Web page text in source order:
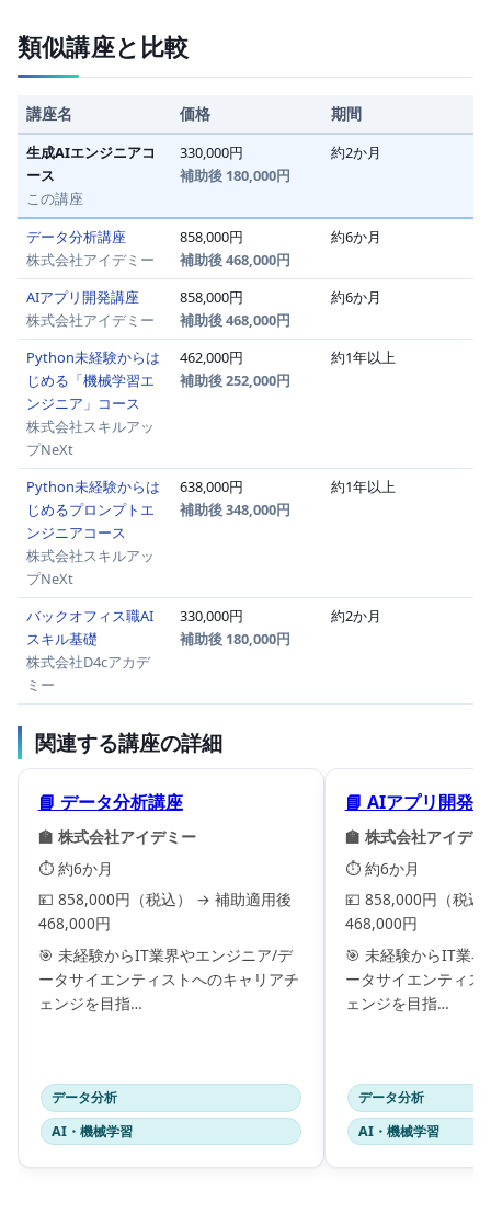
類似講座と比較
講座名 価格 期間
生成AIエンジニアコ
ース
この講座
330,000円
補助後 180,000円
約2か月
データ分析講座
株式会社アイデミー
858,000円
補助後 468,000円
約6か月
AIアプリ開発講座
株式会社アイデミー
858,000円
補助後 468,000円
約6か月
Python未経験からは
じめる「機械学習エ
ンジニア」コース
株式会社スキルアッ
プNeXt
462,000円
補助後 252,000円
約1年以上
Python未経験からは
じめるプロンプトエ
ンジニアコース
株式会社スキルアッ
プNeXt
638,000円
補助後 348,000円
約1年以上
バックオフィス職AI
スキル基礎
株式会社D4cアカデ
ミー
330,000円
補助後 180,000円
約2か月
関連する講座の詳細
📘 データ分析講座
🏫 株式会社アイデミー
⏱️ 約6か月
💴 858,000円（税込） → 補助適用後
468,000円
🎯 未経験からIT業界やエンジニア/デ
ータサイエンティストへのキャリアチ
ェンジを目指…
データ分析
AI・機械学習
📘 AIアプリ開発
🏫 株式会社アイデミ
⏱️ 約6か月
💴 858,000円（税
468,000円
🎯 未経験からIT業
ータサイエンティス
ェンジを目指…
データ分析
AI・機械学習